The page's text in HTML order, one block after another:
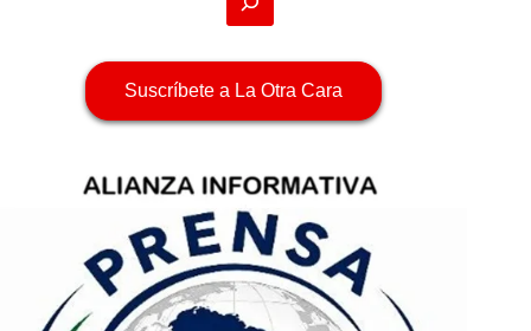
Suscríbete a La Otra Cara